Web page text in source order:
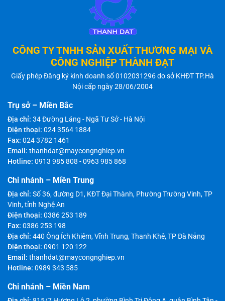
CÔNG TY TNHH SẢN XUẤT THƯƠNG MẠI VÀ
CÔNG NGHIỆP THÀNH ĐẠT
Giấy phép Đăng ký kinh doanh số 0102031296 do sở KHĐT TP.Hà
Nội cấp ngày 28/06/2004
Trụ sở – Miền Bắc
Địa chỉ: 34 Đường Láng - Ngã Tư Sở - Hà Nội
Điện thoại: 024 3564 1884
Fax: 024 3782 1461
Email: thanhdat@maycongnghiep.vn
Hotline: 0913 985 808 -0963 985 868
Chi nhánh – Miền Trung
Địa chỉ: Số 36, đường D1, KĐT Đại Thành, Phường Trường Vinh, TP
Vinh, tỉnh Nghệ An
Điện thoại: 0386 253 189
Fax: 0386 253 198
Địa chỉ: 440 Ông Ích Khiêm, Vĩnh Trung, Thanh Khê, TP Đà Nẵng
Điện thoại: 0901 120 122
Email: thanhdat@maycongnghiep.vn
Hotline: 0989 343 585
Chi nhánh – Miền Nam